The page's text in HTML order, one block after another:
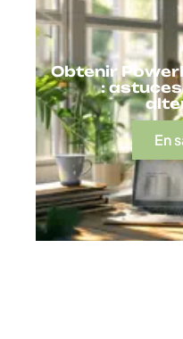
Obtenir
:
En